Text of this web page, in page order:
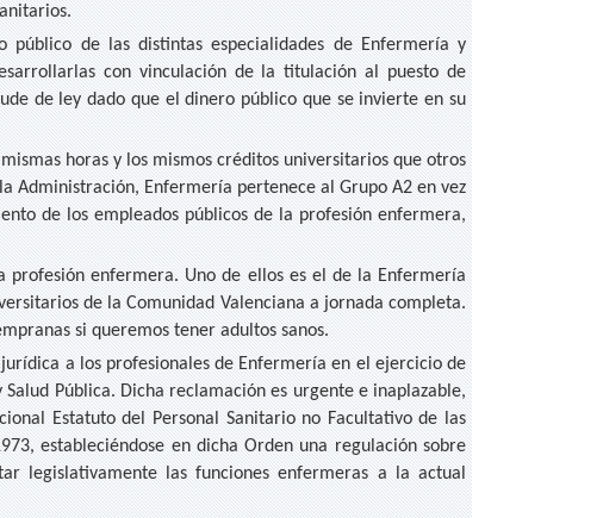
de las distintas especialidades de Enfermería y
con vinculación de la titulación al puesto de
de ley dado que el dinero público que se invierte en su
horas y los mismos créditos universitarios que otros
Administración, Enfermería pertenece al Grupo A2 en vez
de los empleados públicos de la profesión enfermera,
profesión enfermera. Uno de ellos es el de la Enfermería
de la Comunidad Valenciana a jornada completa.
si queremos tener adultos sanos.
a los profesionales de Enfermería en el ejercicio de
Pública. Dicha reclamación es urgente e inaplazable,
Estatuto del Personal Sanitario no Facultativo de las
estableciéndose en dicha Orden una regulación sobre
legislativamente las funciones enfermeras a la actual